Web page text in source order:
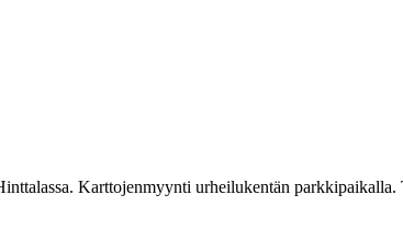
Karttojenmyynti urheilukentän parkkipaikalla.